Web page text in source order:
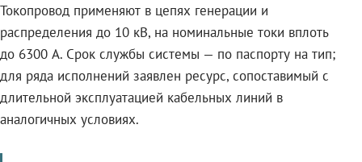
Токопровод применяют в цепях генерации и
распределения до 10 кВ, на номинальные токи вплоть
до 6300 А. Срок службы системы — по паспорту на тип;
для ряда исполнений заявлен ресурс, сопоставимый с
длительной эксплуатацией кабельных линий в
аналогичных условиях.